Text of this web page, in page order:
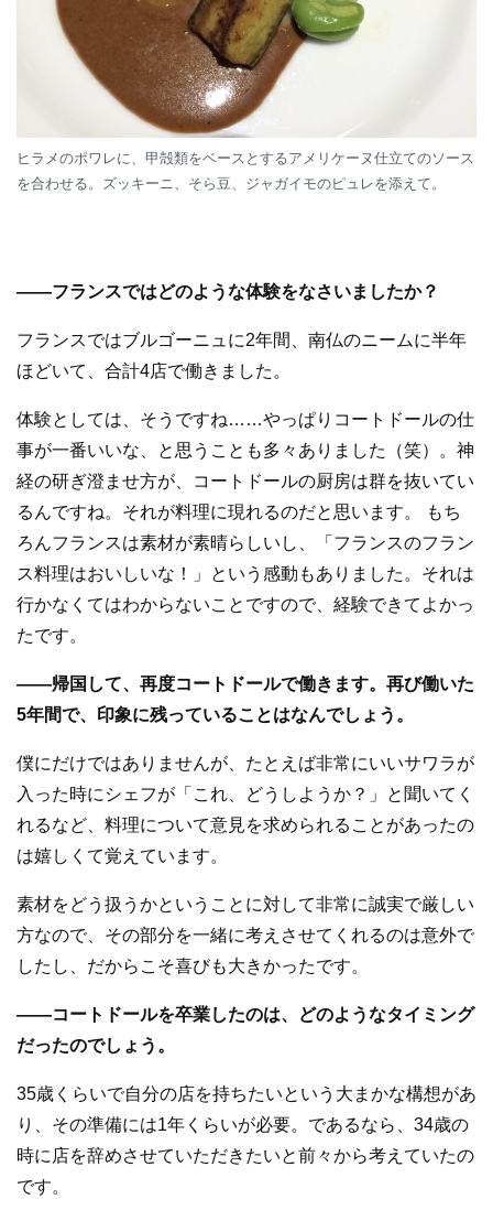
ヒラメのポワレに、甲殻類をベースとするアメリケーヌ仕立てのソース
を合わせる。ズッキーニ、そら豆、ジャガイモのピュレを添えて。
——フランスではどのような体験をなさいましたか？
フランスではブルゴーニュに2年間、南仏のニームに半年
ほどいて、合計4店で働きました。
体験としては、そうですね……やっぱりコートドールの仕
事が一番いいな、と思うことも多々ありました（笑）。神
経の研ぎ澄ませ方が、コートドールの厨房は群を抜いてい
るんですね。それが料理に現れるのだと思います。 もち
ろんフランスは素材が素晴らしいし、「フランスのフラン
ス料理はおいしいな！」という感動もありました。それは
行かなくてはわからないことですので、経験できてよかっ
たです。
——帰国して、再度コートドールで働きます。再び働いた
5年間で、印象に残っていることはなんでしょう。
僕にだけではありませんが、たとえば非常にいいサワラが
入った時にシェフが「これ、どうしようか？」と聞いてく
れるなど、料理について意見を求められることがあったの
は嬉しくて覚えています。
素材をどう扱うかということに対して非常に誠実で厳しい
方なので、その部分を一緒に考えさせてくれるのは意外で
したし、だからこそ喜びも大きかったです。
——コートドールを卒業したのは、どのようなタイミング
だったのでしょう。
35歳くらいで自分の店を持ちたいという大まかな構想があ
り、その準備には1年くらいが必要。であるなら、34歳の
時に店を辞めさせていただきたいと前々から考えていたの
です。